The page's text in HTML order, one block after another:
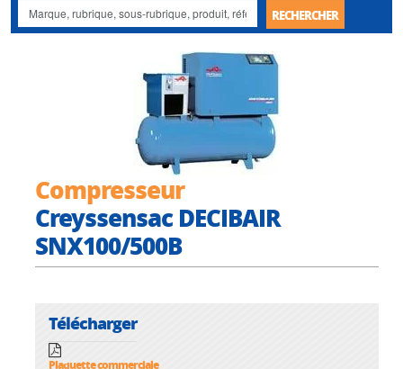
RECHERCHER
Compresseur
Creyssensac DECIBAIR
SNX100/500B
Télécharger
Plaquette commerciale